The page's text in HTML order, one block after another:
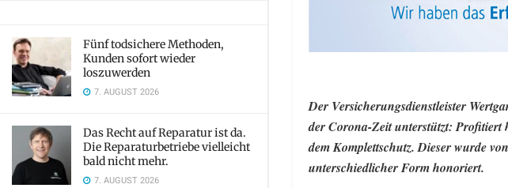
Fünf todsichere Methoden,
Kunden sofort wieder
loszuwerden
7. AUGUST 2026
Das Recht auf Reparatur ist da.
Die Reparaturbetriebe vielleicht
bald nicht mehr.
7. AUGUST 2026
Der Versicherungsdienstleister
der Corona-Zeit unterstützt: Profitiert
dem Komplettschutz. Dieser wurde
unterschiedlicher Form honoriert.